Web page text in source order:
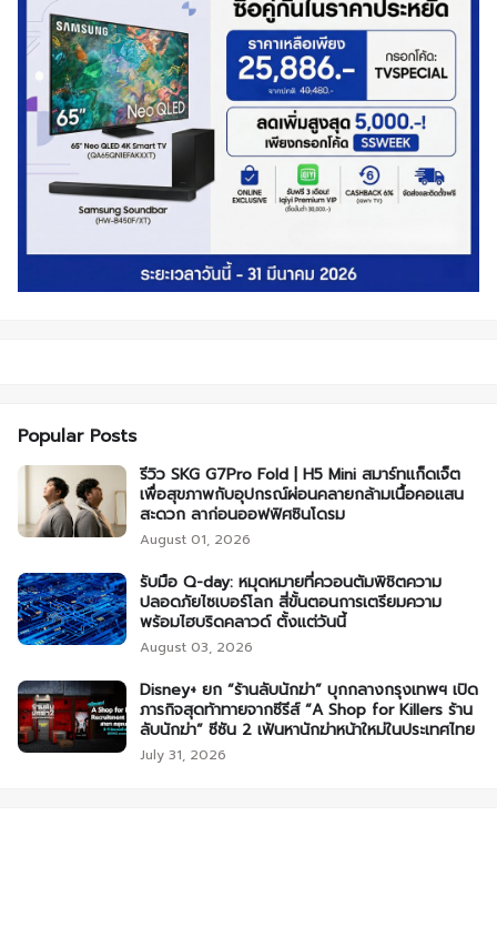
Popular Posts
รีวิว SKG G7Pro Fold | H5 Mini สมาร์ทแก็ดเจ็ต
เพื่อสุขภาพกับอุปกรณ์ผ่อนคลายกล้ามเนื้อคอแสน
สะดวก ลาก่อนออฟฟิศซินโดรม
August 01, 2026
รับมือ Q-day: หมุดหมายที่ควอนตัมพิชิตความ
ปลอดภัยไซเบอร์โลก สี่ขั้นตอนการเตรียมความ
พร้อมไฮบริดคลาวด์ ตั้งแต่วันนี้
August 03, 2026
Disney+ ยก “ร้านลับนักฆ่า” บุกกลางกรุงเทพฯ เปิด
ภารกิจสุดท้าทายจากซีรีส์ “A Shop for Killers ร้าน
ลับนักฆ่า” ซีซัน 2 เฟ้นหานักฆ่าหน้าใหม่ในประเทศไทย
July 31, 2026